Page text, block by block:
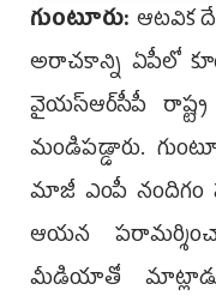
గుంటూరు: ఆటవిక
అరాచకాన్ని ఏపీలో
వైయస్ఆర్‌సీపీ రాష్ట్ర
మండిపడ్డారు.
మాజీ ఎంపీ నందిగం
ఆయన
మీడియాతో